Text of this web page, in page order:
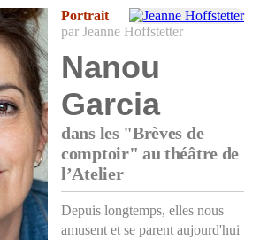
Portrait
par Jeanne Hoffstetter
Nanou
Garcia
dans les "Brèves de
comptoir" au théâtre de
l’Atelier
Depuis longtemps, elles nous
amusent et se parent aujourd'hui